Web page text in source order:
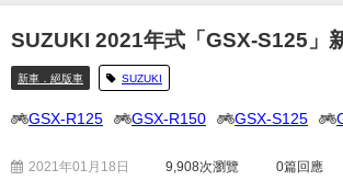
SUZUKI 2021年式「GSX-S125」
新車．絕版車 SUZUKI
GSX-R125 GSX-R150 GSX-S125
2021年01月18日 9,908次瀏覽 0篇回應